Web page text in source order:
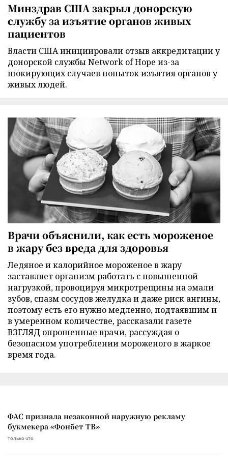
Минздрав США закрыл донорскую
службу за изъятие органов живых
пациентов
Власти США инициировали отзыв аккредитации у
донорской службы Network of Hope из-за
шокирующих случаев попыток изъятия органов у
живых людей.
Врачи объяснили, как есть мороженое
в жару без вреда для здоровья
Ледяное и калорийное мороженое в жару
заставляет организм работать с повышенной
нагрузкой, провоцируя микротрещины на эмали
зубов, спазм сосудов желудка и даже риск ангины,
поэтому есть его нужно медленно, подтаявшим и
в умеренном количестве, рассказали газете
ВЗГЛЯД опрошенные врачи, рассуждая о
безопасном употреблении мороженого в жаркое
время года.
ФАС признала незаконной наружную рекламу
букмекера «Фонбет ТВ»
только что